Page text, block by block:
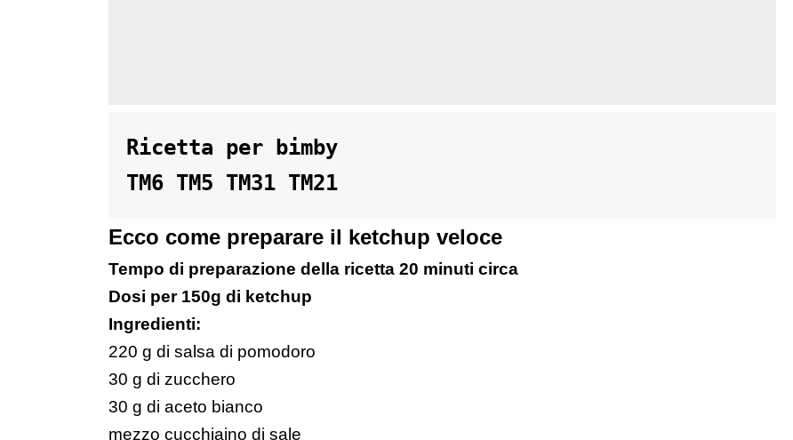
Ricetta per bimby
TM6 TM5 TM31 TM21
Ecco come preparare il ketchup veloce
Tempo di preparazione della ricetta 20 minuti circa
Dosi per 150g di ketchup
Ingredienti:
220 g di salsa di pomodoro
30 g di zucchero
30 g di aceto bianco
mezzo cucchiaino di sale